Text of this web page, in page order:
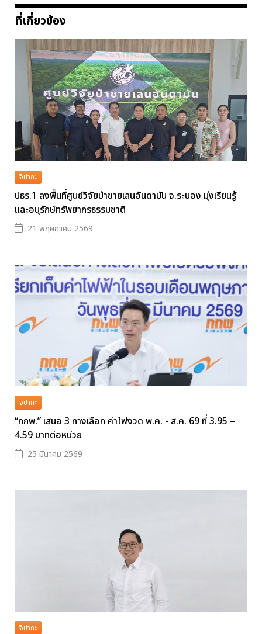
ที่เกี่ยวข้อง
จิปาถะ
ปธร.1 ลงพื้นที่ศูนย์วิจัยป่าชายเลนอันดามัน จ.ระนอง มุ่งเรียนรู้
และอนุรักษ์ทรัพยากรธรรมชาติ
21 พฤษภาคม 2569
จิปาถะ
“กกพ.” เสนอ 3 ทางเลือก ค่าไฟงวด พ.ค. - ส.ค. 69 ที่ 3.95 –
4.59 บาทต่อหน่วย
25 มีนาคม 2569
จิปาถะ